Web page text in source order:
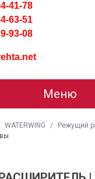
41-78
63-51
93-08
Меню
WATERWING /
Режущий